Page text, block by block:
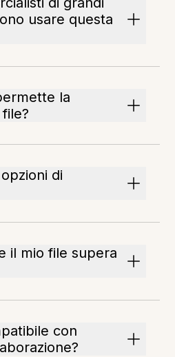
usare questa
la
di
il mio file supera
con